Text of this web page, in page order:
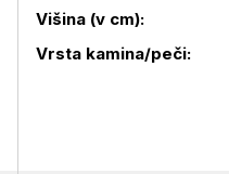
Višina (v cm):
Vrsta kamina/peči: